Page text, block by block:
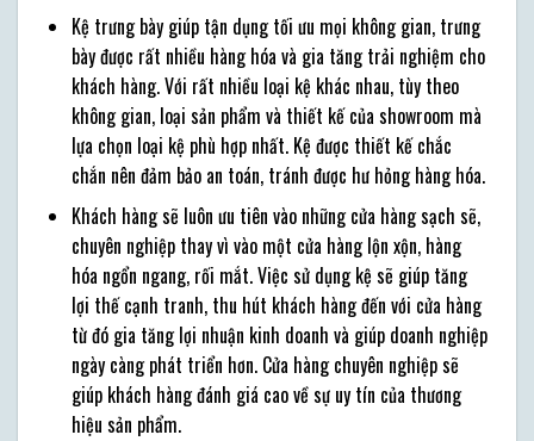
Kệ trưng bày giúp tận dụng tối ưu mọi không gian, trưng
bày được rất nhiều hàng hóa và gia tăng trải nghiệm cho
khách hàng. Với rất nhiều loại kệ khác nhau, tùy theo
không gian, loại sản phẩm và thiết kế của showroom mà
lựa chọn loại kệ phù hợp nhất. Kệ được thiết kế chắc
chắn nên đảm bảo an toán, tránh được hư hỏng hàng hóa.
Khách hàng sẽ luôn ưu tiên vào những cửa hàng sạch sẽ,
chuyên nghiệp thay vì vào một cửa hàng lộn xộn, hàng
hóa ngổn ngang, rối mắt. Việc sử dụng kệ sẽ giúp tăng
lợi thế cạnh tranh, thu hút khách hàng đến với cửa hàng
từ đó gia tăng lợi nhuận kinh doanh và giúp doanh nghiệp
ngày càng phát triển hơn. Cửa hàng chuyên nghiệp sẽ
giúp khách hàng đánh giá cao về sự uy tín của thương
hiệu sản phẩm.